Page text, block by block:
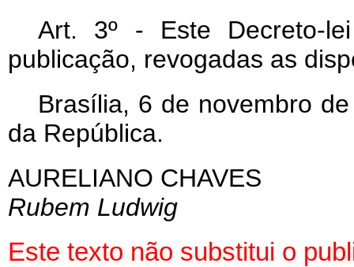
Art. 3º - Este Decreto-
publicação, revogadas as
Brasília, 6 de novembro
da República.
AURELIANO CHAVES
Rubem Ludwig
Este texto não substitui o